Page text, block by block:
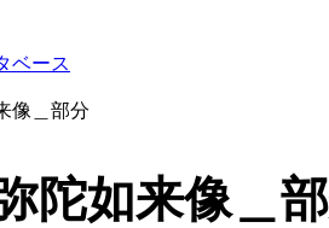
ベース
像＿部分
陀如来像＿